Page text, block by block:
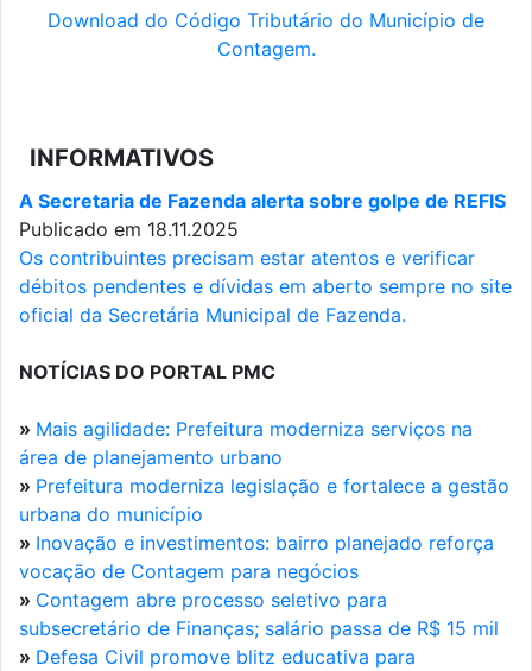
Download do Código Tributário do Município de
Contagem.
INFORMATIVOS
A Secretaria de Fazenda alerta sobre golpe de REFIS
Publicado em 18.11.2025
Os contribuintes precisam estar atentos e verificar
débitos pendentes e dívidas em aberto sempre no site
oficial da Secretária Municipal de Fazenda.
NOTÍCIAS DO PORTAL PMC
» Mais agilidade: Prefeitura moderniza serviços na
área de planejamento urbano
» Prefeitura moderniza legislação e fortalece a gestão
urbana do município
» Inovação e investimentos: bairro planejado reforça
vocação de Contagem para negócios
» Contagem abre processo seletivo para
subsecretário de Finanças; salário passa de R$ 15 mil
» Defesa Civil promove blitz educativa para